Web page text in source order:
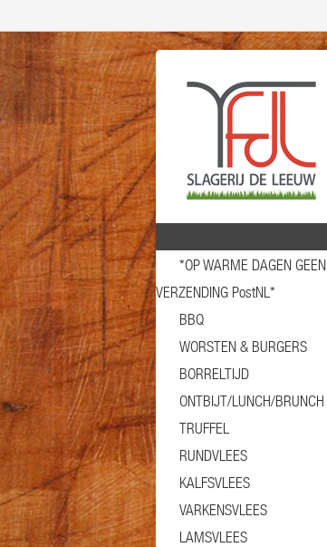
*OP WARME DAGEN GEEN
VERZENDING PostNL*
BBQ
WORSTEN & BURGERS
BORRELTIJD
ONTBIJT/LUNCH/BRUNCH
TRUFFEL
RUNDVLEES
KALFSVLEES
VARKENSVLEES
LAMSVLEES